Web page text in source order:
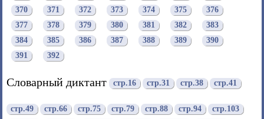
370
371 372 373 374 375
376
377
378 379 380 381 382
383
384
385 386 387 388 389
390
391
392
Словарный диктант стр.16 стр.31 стр.38 стр.41
стр.49 стр.66 стр.75 стр.79 стр.88 стр.94
стр.103